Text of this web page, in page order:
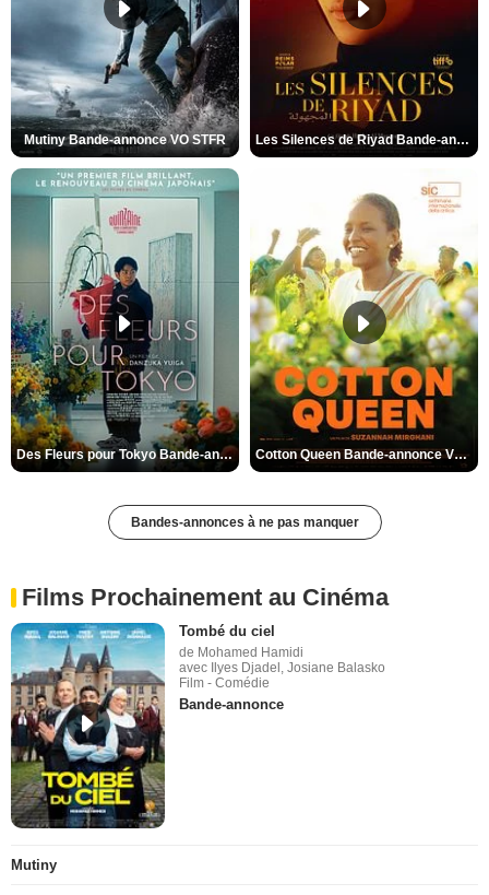
Mutiny Bande-annonce VO STFR Les Silences de Riyad Bande-annonce VO STFR
Des Fleurs pour Tokyo Bande-annonce VO STFR Cotton Queen Bande-annonce VO STFR
Bandes-annonces à ne pas manquer
Films Prochainement au Cinéma
Tombé du ciel
de Mohamed Hamidi
avec Ilyes Djadel, Josiane Balasko
Film - Comédie
Bande-annonce
Mutiny